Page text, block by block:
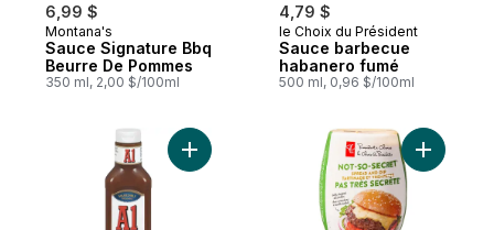
6,99 $
Préparé au Canada
Montana's
Sauce Signature Bbq
Beurre De Pommes
350 ml, 2,00 $/100ml
4,79 $
Préparé au Canada
le Choix du Président
Sauce barbecue
habanero fumé
500 ml, 0,96 $/100ml
Ajouter Sauce à bifteck originale auAjouter